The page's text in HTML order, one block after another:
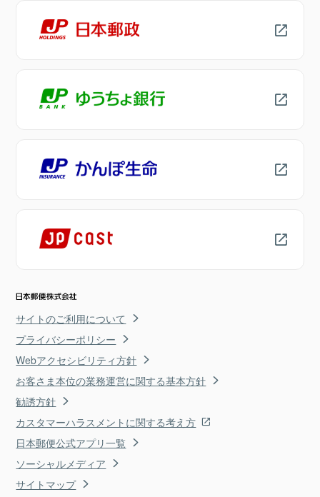
サイトのご利用について
プライバシーポリシー
Webアクセシビリティ方針
お客さま本位の業務運営に関する基本方針
勧誘方針
カスタマーハラスメントに関する考え方
日本郵便公式アプリ一覧
ソーシャルメディア
サイトマップ